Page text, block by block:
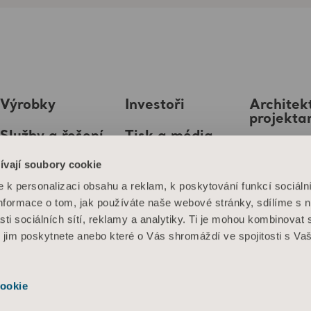
soubory cookie
k personalizaci obsahu a reklam, k poskytování funkcí
o tom, jak používáte naše webové stránky, sdílíme s
sociálních sítí, reklamy a analytiky. Ti je mohou kombinovat
poskytnete anebo které o Vás shromáždí ve spojitosti s
Výrobky
Služby a řešení
Znalosti
O nás
Kontaktujte nás
Investoři
Tisk a média